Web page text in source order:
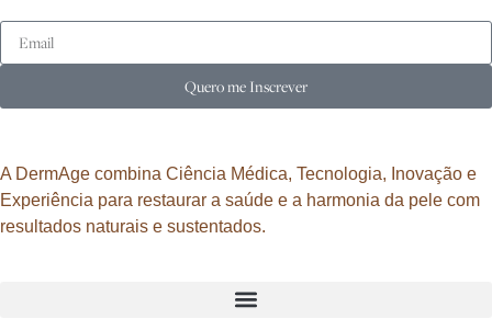
Quero me Inscrever
A DermAge combina Ciência Médica, Tecnologia, Inovação e
Experiência para restaurar a saúde e a harmonia da pele com
resultados naturais e sustentados.